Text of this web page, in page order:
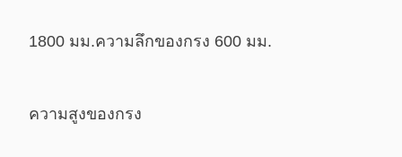
1800 มม.ความลึกของกรง 600 มม.
ความสูงของกรง